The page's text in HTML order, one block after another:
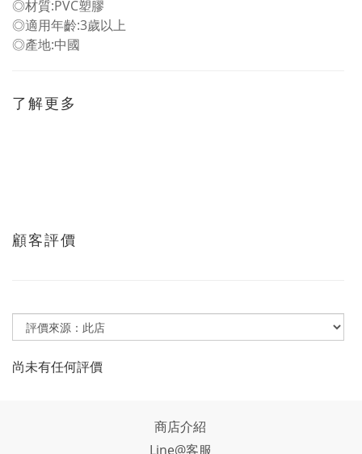
◎材質:PVC塑膠
◎適用年齡:3歲以上
◎產地:中國
了解更多
顧客評價
尚未有任何評價
商店介紹
Line@客服